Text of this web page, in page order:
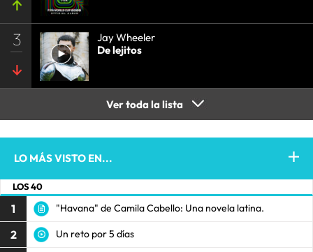
3
Jay Wheeler
De lejitos
Ver toda la lista
LO MÁS VISTO EN...
LOS 40
1 "Havana" de Camila Cabello: Una novela latina.
2 Un reto por 5 días